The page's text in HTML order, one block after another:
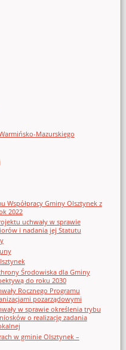
Mazurskiego
Współpracy Gminy Olsztynek z
2022
uchwały w sprawie
i nadania jej Statutu
Środowiska dla Gminy
do roku 2030
Rocznego Programu
pozarządowymi
w sprawie określenia trybu
o realizację zadania
w gminie Olsztynek –